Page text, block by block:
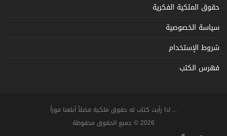
حقوق الملكية الفكرية
سياسة الخصوصية
شروط الإستخدام
فهرس الكتب
... اذا رأيت كتاب له حقوق ملكية فضلاً أبلغنا فوراً
2026 © جميع الحقوق محفوظة